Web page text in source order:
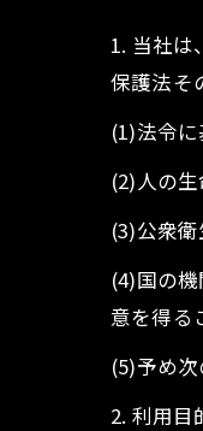
1. 当社
保護法そ
(1)法令
(2)人の
(3)公衆
(4)国の
意を得る
(5)予め
2. 利用目